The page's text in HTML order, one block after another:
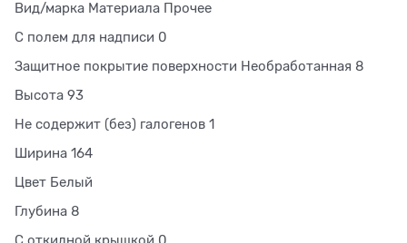
Вид/марка Материала Прочее
С полем для надписи 0
Защитное покрытие поверхности Необработанная 8
Высота 93
Не содержит (без) галогенов 1
Ширина 164
Цвет Белый
Глубина 8